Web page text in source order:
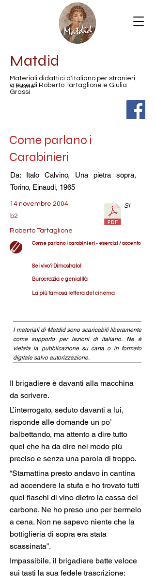
Matdid
Materiali didattici d'italiano per stranieri
a cura di Roberto Tartaglione e Giulia
Grassi
< Home
Come parlano i
Carabinieri
Da: Italo Calvino, Una pietra sopra,
Torino, Einaudi, 1965
14 novembre 2004
b2
Roberto Tartaglione
Sì
Come parlano i carabinieri - esercizi / accento
Sei vivo? Dimostralo!
Burocrazia e genialità
La più famosa lettera del cinema
I materiali di Matdid sono scaricabili liberamente
come supporto per lezioni di italiano. Ne è
vietata la pubblicazione su carta o in formato
digitale salvo autorizzazione.
Il brigadiere è davanti alla macchina
da scrivere.
L’interrogato, seduto davanti a lui,
risponde alle domande un po’
balbettando, ma attento a dire tutto
quel che ha da dire nel modo più
preciso e senza una parola di troppo.
“Stamattina presto andavo in cantina
ad accendere la stufa e ho trovato tutti
quei fiaschi di vino dietro la cassa del
carbone. Ne ho preso uno per bermelo
a cena. Non ne sapevo niente che la
bottiglieria di sopra era stata
scassinata”.
Impassibile, il brigadiere batte veloce
sui tasti la sua fedele trascrizione: